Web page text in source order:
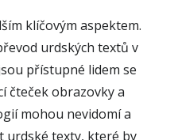
klíčovým aspektem.
urdských textů v
přístupné lidem se
čteček obrazovky a
mohou nevidomí a
urdské texty, které by